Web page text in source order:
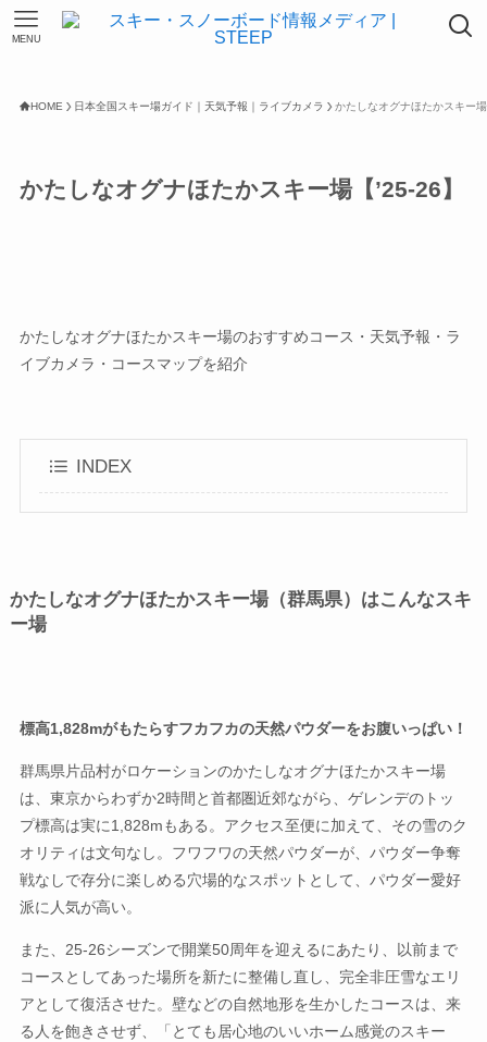
MENU
HOME 日本全国スキー場ガイド｜天気予報｜ライブカメラ かたしなオグナほたかスキー
かたしなオグナほたかスキー場【’25-26】
かたしなオグナほたかスキー場のおすすめコース・天気予報・ラ
イブカメラ・コースマップを紹介
INDEX
かたしなオグナほたかスキー場（群馬県）はこんなスキ
ー場
標高1,828mがもたらすフカフカの天然パウダーをお腹いっぱい！
群馬県片品村がロケーションのかたしなオグナほたかスキー場
は、東京からわずか2時間と首都圏近郊ながら、ゲレンデのトッ
プ標高は実に1,828mもある。アクセス至便に加えて、その雪のク
オリティは文句なし。フワフワの天然パウダーが、パウダー争奪
戦なしで存分に楽しめる穴場的なスポットとして、パウダー愛好
派に人気が高い。
また、25-26シーズンで開業50周年を迎えるにあたり、以前まで
コースとしてあった場所を新たに整備し直し、完全非圧雪なエリ
アとして復活させた。壁などの自然地形を生かしたコースは、来
る人を飽きさせず、「とても居心地のいいホーム感覚のスキー